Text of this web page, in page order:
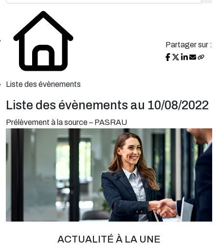
Liste des évènements
Partager sur :
Liste des évènements au 10/08/2022
Prélèvement à la source – PASRAU
ACTUALITÉ À LA UNE